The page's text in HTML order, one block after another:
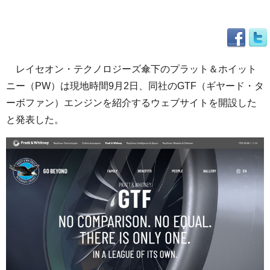
レイセオン・テクノロジーズ傘下のプラット＆ホイット
ニー（PW）は現地時間9月2日、同社のGTF（ギヤード・タ
ーボファン）エンジンを紹介するウェブサイトを開設した
と発表した。